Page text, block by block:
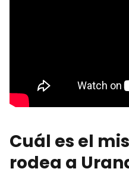
Cuál es el
rodea a